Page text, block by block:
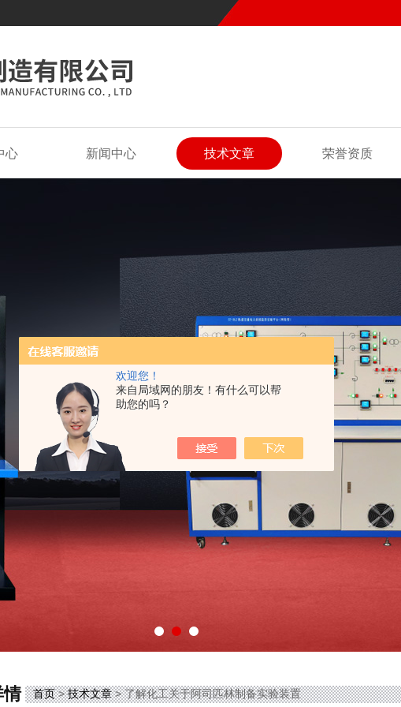
欢迎您！
来自局域网的朋友！有什么可以帮
助您的吗？
心 新闻中心 技术文章 荣誉资质
情 首页>技术文章> 了解化工关于阿司匹林制备实验装置